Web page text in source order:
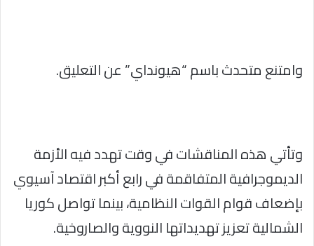
وامتنع متحدث باسم “هيونداي” عن التعليق.
وتأتي هذه المناقشات في وقت تهدد فيه الأزمة
الديموجرافية المتفاقمة في رابع أكبر اقتصاد آسيوي
بإضعاف قوام القوات النظامية، بينما تواصل كوريا
الشمالية تعزيز تهديداتها النووية والصاروخية.